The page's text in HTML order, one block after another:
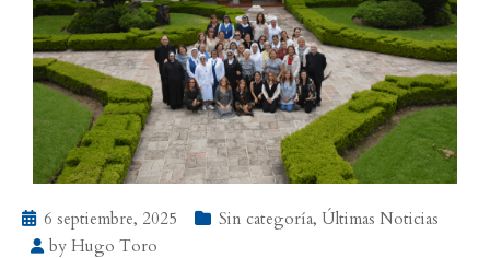
6 septiembre, 2025 Sin categoría, Últimas Noticias
by Hugo Toro